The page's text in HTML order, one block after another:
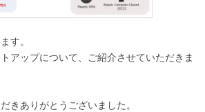
す。
アップについて、ご紹介させていただきま
きありがとうございました。